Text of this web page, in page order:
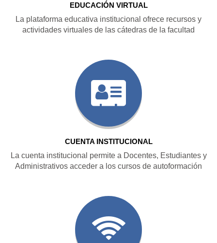
EDUCACIÓN VIRTUAL
La plataforma educativa institucional ofrece recursos y
actividades virtuales de las cátedras de la facultad
CUENTA INSTITUCIONAL
La cuenta institucional permite a Docentes, Estudiantes y
Administrativos acceder a los cursos de autoformación